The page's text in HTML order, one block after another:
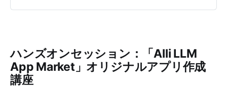
ハンズオンセッション：「Alli LLM
App Market」オリジナルアプリ作成
講座